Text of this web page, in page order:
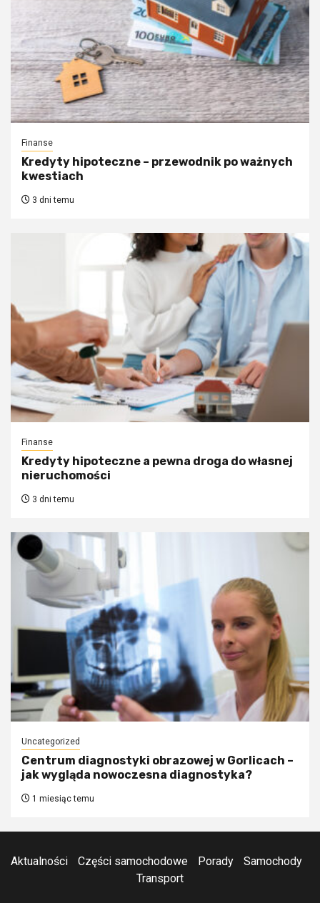
Finanse
Kredyty hipoteczne – przewodnik po ważnych
kwestiach
3 dni temu
Finanse
Kredyty hipoteczne a pewna droga do własnej
nieruchomości
3 dni temu
Uncategorized
Centrum diagnostyki obrazowej w Gorlicach –
jak wygląda nowoczesna diagnostyka?
1 miesiąc temu
Aktualności Części samochodowe Porady
Samochody
Transport